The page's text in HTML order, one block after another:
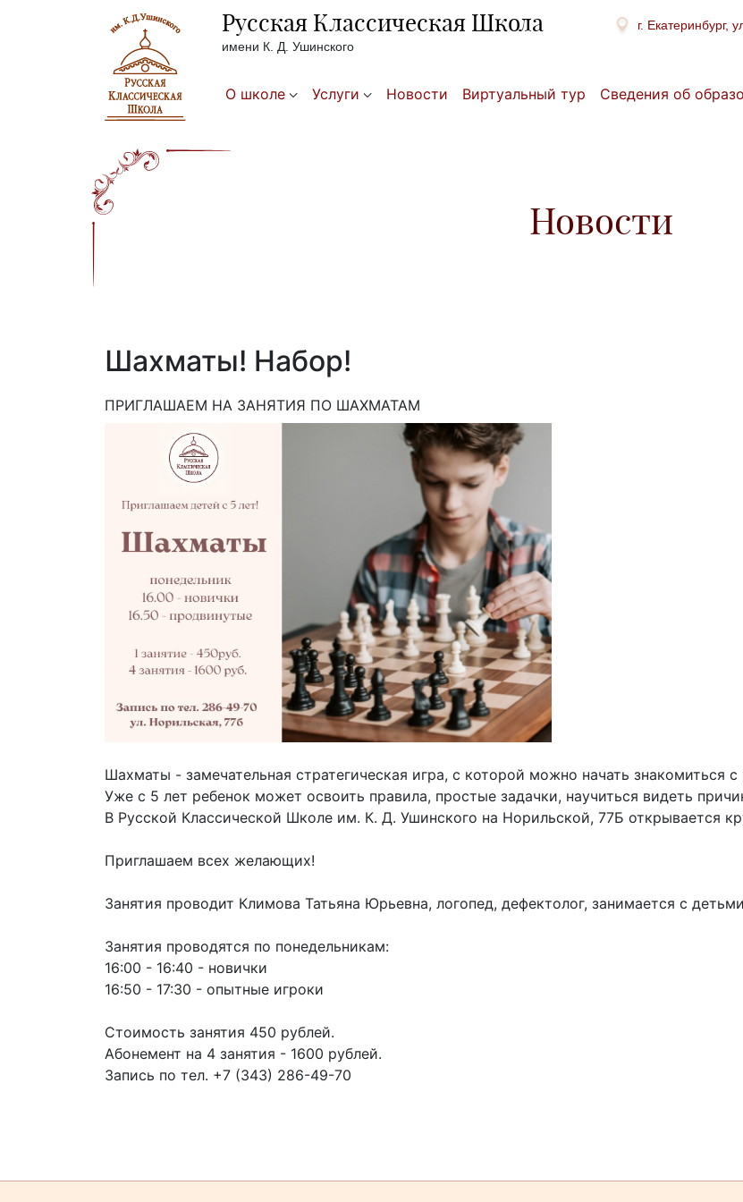
Русская Классическая Школа
имени К. Д. Ушинского
г. Екатеринбург,
О школе Услуги Новости Виртуальный тур Сведения об
Новости
Шахматы! Набор!
ПРИГЛАШАЕМ НА ЗАНЯТИЯ ПО ШАХМАТАМ
Шахматы - замечательная стратегическая игра, с которой можно начать знакомиться с
Уже с 5 лет ребенок может освоить правила, простые задачки, научиться видеть
В Русской Классической Школе им. К. Д. Ушинского на Норильской, 77Б открывается
Приглашаем всех желающих!
Занятия проводит Климова Татьяна Юрьевна, логопед, дефектолог, занимается с
Занятия проводятся по понедельникам:
16:00 - 16:40 - новички
16:50 - 17:30 - опытные игроки
Стоимость занятия 450 рублей.
Абонемент на 4 занятия - 1600 рублей.
Запись по тел. +7 (343) 286-49-70